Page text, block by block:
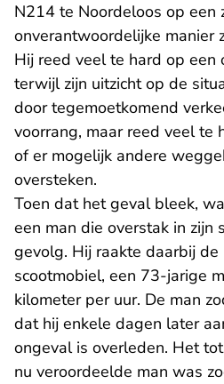
N214 te Noordeloos op een
onverantwoordelijke manier
Hij reed veel te hard op een
terwijl zijn uitzicht op de
door tegemoetkomend
voorrang, maar reed veel te
of er mogelijk andere
oversteken.
Toen dat het geval bleek,
een man die overstak in zijn
gevolg. Hij raakte daarbij
scootmobiel, een 73-jarige
kilometer per uur. De man
dat hij enkele dagen later
ongeval is overleden. Het
nu veroordeelde man was